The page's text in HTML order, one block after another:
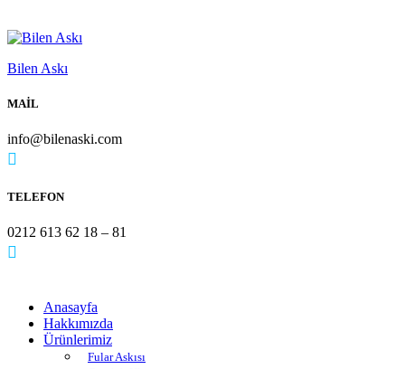
Bilen Askı
MAİL
info@bilenaski.com
TELEFON
0212 613 62 18 – 81
Anasayfa
Hakkımızda
Ürünlerimiz
Fular Askısı